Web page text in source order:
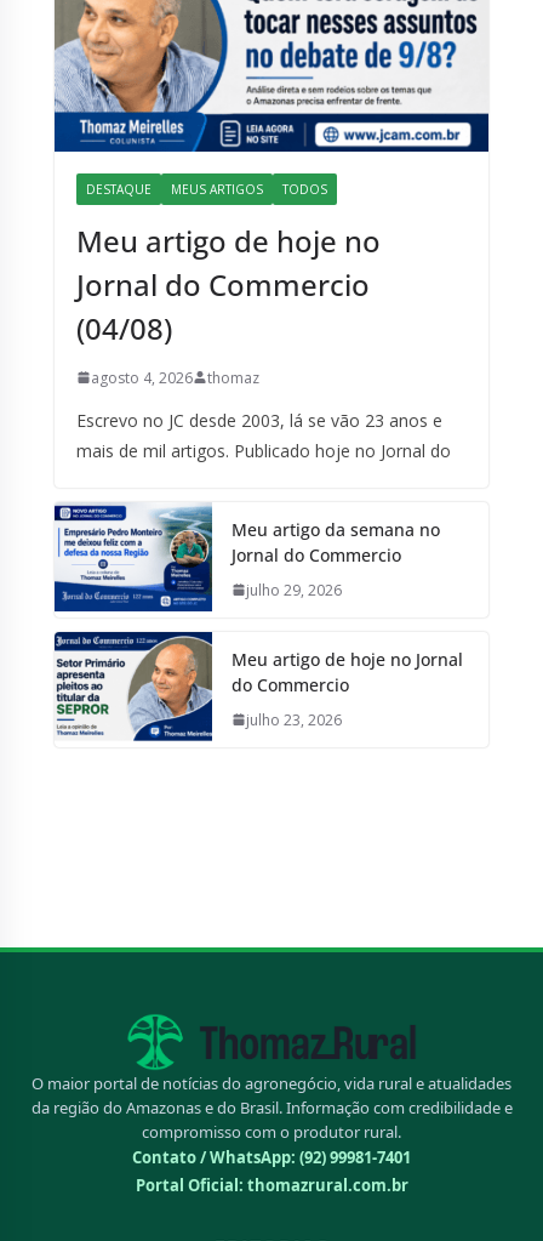
DESTAQUE MEUS ARTIGOS TODOS
Meu artigo de hoje no
Jornal do Commercio
(04/08)
agosto 4, 2026 thomaz
Escrevo no JC desde 2003, lá se vão 23 anos e
mais de mil artigos. Publicado hoje no Jornal do
Meu artigo da semana no
Jornal do Commercio
julho 29, 2026
Meu artigo de hoje no Jornal
do Commercio
julho 23, 2026
O maior portal de notícias do agronegócio, vida rural e atualidades
da região do Amazonas e do Brasil. Informação com credibilidade e
compromisso com o produtor rural.
Contato / WhatsApp: (92) 99981-7401
Portal Oficial: thomazrural.com.br